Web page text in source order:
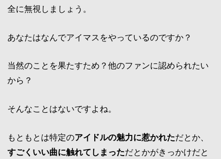
全に無視しましょう。
あなたはなんでアイマスをやっているのですか？
当然のことを果たすため？他のファンに認められたい
から？
そんなことはないですよね。
もともとは特定のアイドルの魅力に惹かれただとか、
すごくいい曲に触れてしまっただとかがきっかけだと